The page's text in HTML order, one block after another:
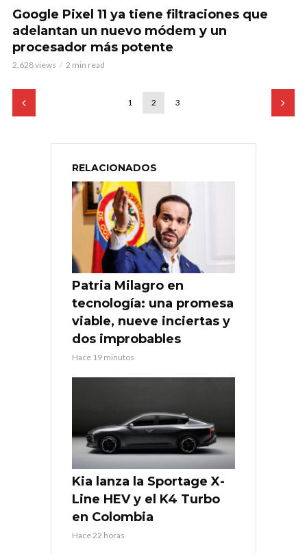
Google Pixel 11 ya tiene filtraciones que
adelantan un nuevo módem y un
procesador más potente
2.628 views 2 min read
1 2 3
RELACIONADOS
Patria Milagro en
tecnología: una promesa
viable, nueve inciertas y
dos improbables
Hace 19 minutos
Kia lanza la Sportage X-
Line HEV y el K4 Turbo
en Colombia
Hace 22 horas